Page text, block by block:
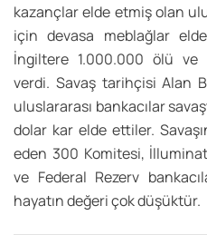
kazançlar elde etmiş olan
için devasa meblağlar
İngiltere 1.000.000 ölü ve
verdi. Savaş tarihçisi Alan
uluslararası bankacılar
dolar kar elde ettiler.
eden 300 Komitesi,
ve Federal Rezerv
hayatın değeri çok düşüktür.